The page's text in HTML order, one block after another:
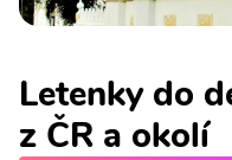
Letenky do
z ČR a okolí